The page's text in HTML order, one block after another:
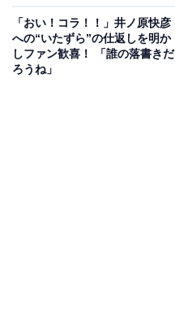
「おい！コラ！！」井ノ原快彦
への“いたずら”の仕返しを明か
しファン歓喜！ 「誰の落書きだ
ろうね」